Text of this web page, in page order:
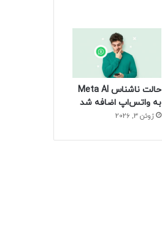
حالت ناشناس Meta AI
به واتس‌اپ اضافه شد
ژوئن 3, 2026